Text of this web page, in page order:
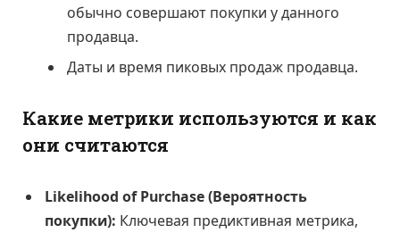
обычно совершают покупки у данного
продавца.
Даты и время пиковых продаж продавца.
Какие метрики используются и как
они считаются
Likelihood of Purchase (Вероятность
покупки): Ключевая предиктивная метрика,